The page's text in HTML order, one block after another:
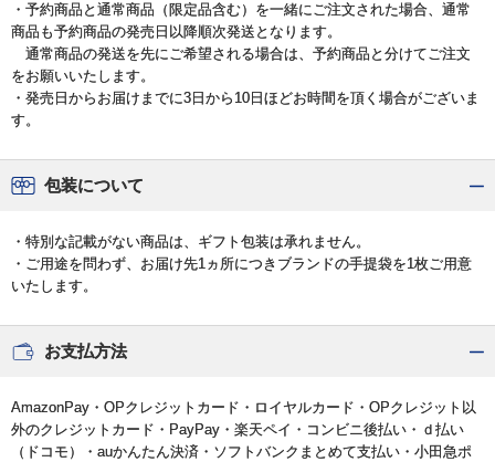
・予約商品と通常商品（限定品含む）を一緒にご注文された場合、通常
商品も予約商品の発売日以降順次発送となります。
通常商品の発送を先にご希望される場合は、予約商品と分けてご注文
をお願いいたします。
・発売日からお届けまでに3日から10日ほどお時間を頂く場合がございま
す。
包装について
・特別な記載がない商品は、ギフト包装は承れません。
・ご用途を問わず、お届け先1ヵ所につきブランドの手提袋を1枚ご用意
いたします。
お支払方法
AmazonPay・OPクレジットカード・ロイヤルカード・OPクレジット以
外のクレジットカード・PayPay・楽天ペイ・コンビニ後払い・ｄ払い
（ドコモ）・auかんたん決済・ソフトバンクまとめて支払い・小田急ポ